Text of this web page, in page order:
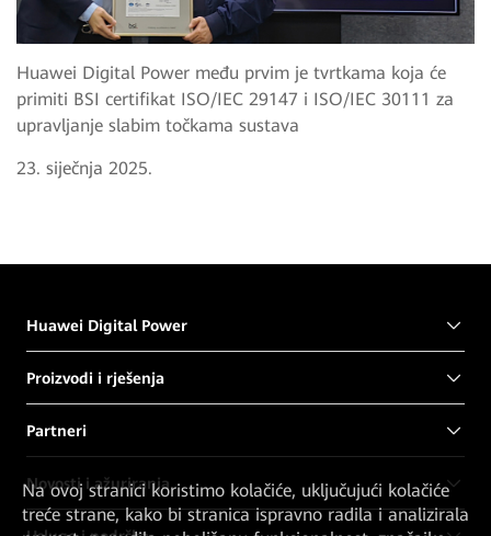
Huawei Digital Power među prvim je tvrtkama koja će
primiti BSI certifikat ISO/IEC 29147 i ISO/IEC 30111 za
upravljanje slabim točkama sustava
23. siječnja 2025.
Huawei Digital Power
Proizvodi i rješenja
Partneri
Novosti i ažuriranja
Na ovoj stranici koristimo kolačiće, uključujući kolačiće
treće strane, kako bi stranica ispravno radila i analizirala